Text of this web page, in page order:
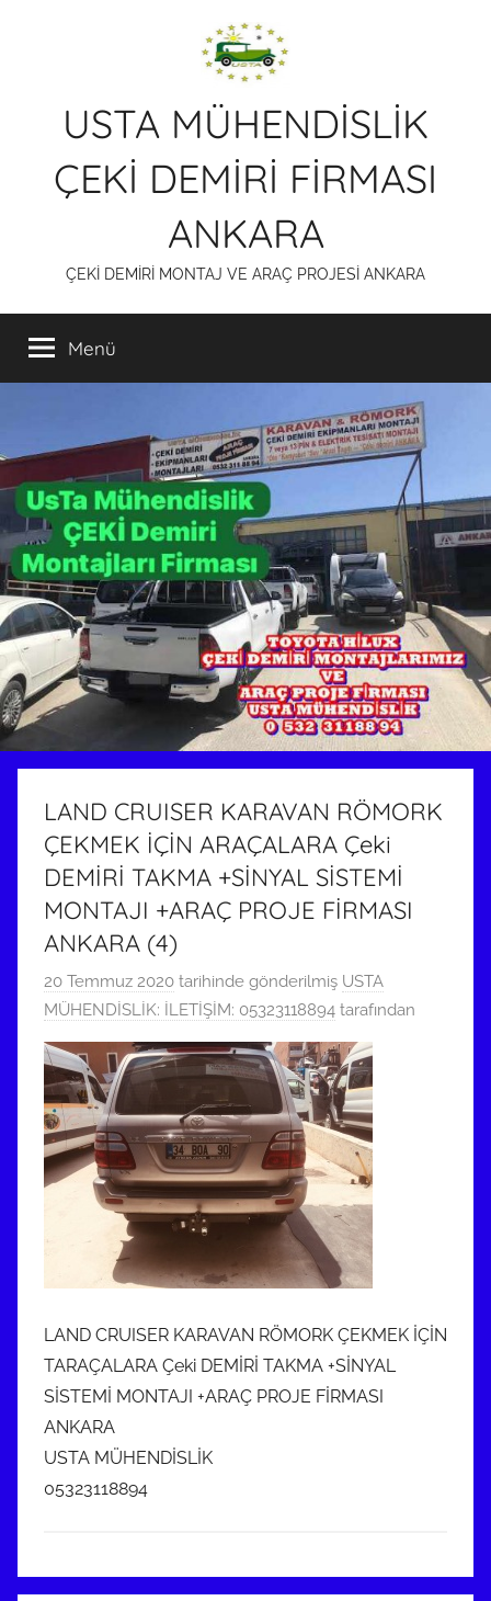
USTA MÜHENDİSLİK
ÇEKİ DEMİRİ FİRMASI
ANKARA
ÇEKİ DEMİRİ MONTAJ VE ARAÇ PROJESİ ANKARA
Menü
LAND CRUISER KARAVAN RÖMORK
ÇEKMEK İÇİN ARAÇALARA Çeki
DEMİRİ TAKMA +SİNYAL SİSTEMİ
MONTAJI +ARAÇ PROJE FİRMASI
ANKARA (4)
20 Temmuz 2020 tarihinde gönderilmiş USTA
MÜHENDİSLİK: İLETİŞİM: 05323118894 tarafından
LAND CRUISER KARAVAN RÖMORK ÇEKMEK İÇİN
TARAÇALARA Çeki DEMİRİ TAKMA +SİNYAL
SİSTEMİ MONTAJI +ARAÇ PROJE FİRMASI
ANKARA
USTA MÜHENDİSLİK
05323118894